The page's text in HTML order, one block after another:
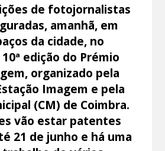
de fotojornalistas
amanhã, em
da cidade, no
edição do Prémio
organizado pela
Imagem e pela
(CM) de Coimbra.
vão estar patentes
21 de junho e há uma